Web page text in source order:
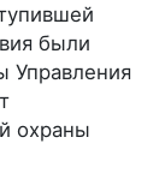
были
Управления
охраны